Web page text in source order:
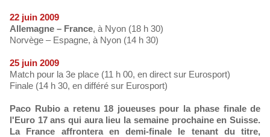
22 juin 2009
Allemagne – France, à Nyon (18 h 30)
Norvège – Espagne, à Nyon (14 h 30)
25 juin 2009
Match pour la 3e place (11 h 00, en direct sur Eurosport)
Finale (14 h 30, en différé sur Eurosport)
Paco Rubio a retenu 18 joueuses pour la phase finale de
l'Euro 17 ans qui aura lieu la semaine prochaine en Suisse.
La France affrontera en demi-finale le tenant du titre,